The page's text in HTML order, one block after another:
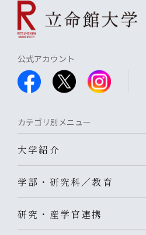
公式アカウント
カテゴリ別メニュー
大学紹介
学部・研究科／教育
研究・産学官連携